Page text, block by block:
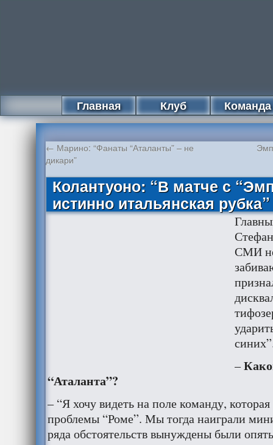
Главная Клуб Команда
← Марино: “Фанаты “Аталанты” – не
дикари”
Колантуоно: “В матче с
истинно итальянская рубка”
СМИ
–
“Аталанта”?
– “Я хочу видеть на поле команду,
проблемы “Роме”. Мы тогда наиграли
ряда обстоятельств вынуждены были